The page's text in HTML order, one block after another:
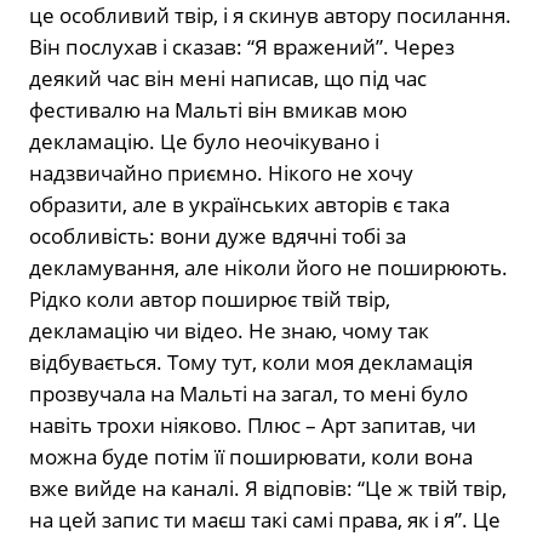
це особливий твір, і я скинув автору посилання.
Він послухав і сказав: “Я вражений”. Через
деякий час він мені написав, що під час
фестивалю на Мальті він вмикав мою
декламацію. Це було неочікувано і
надзвичайно приємно. Нікого не хочу
образити, але в українських авторів є така
особливість: вони дуже вдячні тобі за
декламування, але ніколи його не поширюють.
Рідко коли автор поширює твій твір,
декламацію чи відео. Не знаю, чому так
відбувається. Тому тут, коли моя декламація
прозвучала на Мальті на загал, то мені було
навіть трохи ніяково. Плюс – Арт запитав, чи
можна буде потім її поширювати, коли вона
вже вийде на каналі. Я відповів: “Це ж твій твір,
на цей запис ти маєш такі самі права, як і я”. Це